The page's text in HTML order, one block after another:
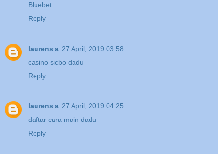
Bluebet
Reply
laurensia 27 April, 2019 03:58
casino sicbo dadu
Reply
laurensia 27 April, 2019 04:25
daftar cara main dadu
Reply